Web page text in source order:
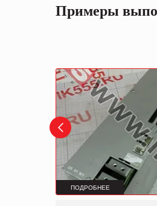
Примеры
ПОДРОБНЕЕ